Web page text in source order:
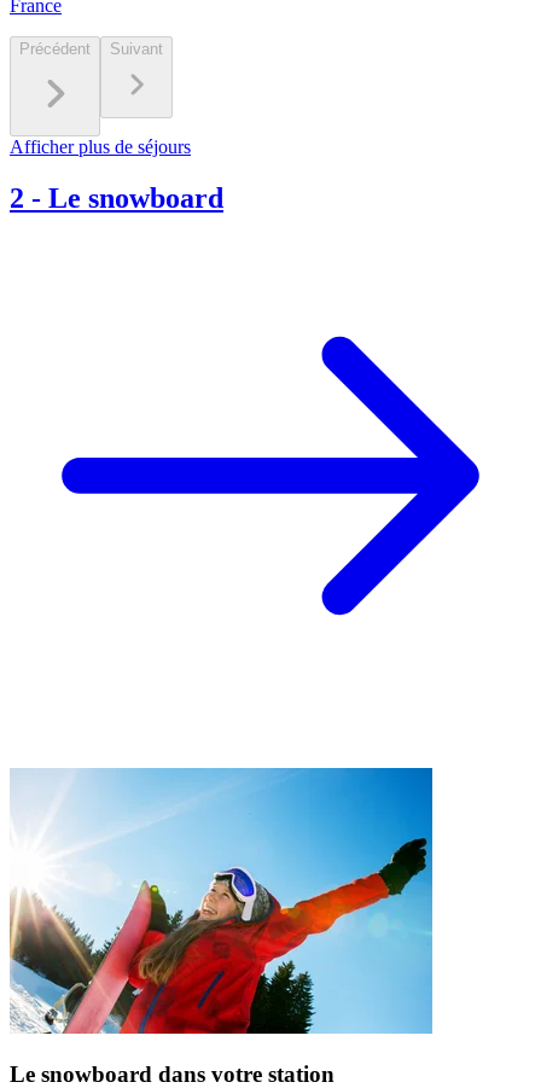
France
Précédent Suivant
Afficher plus de séjours
2 - Le snowboard
Le snowboard dans votre station